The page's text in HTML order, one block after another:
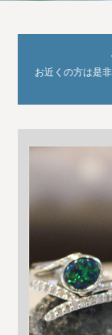
お近くの方は是